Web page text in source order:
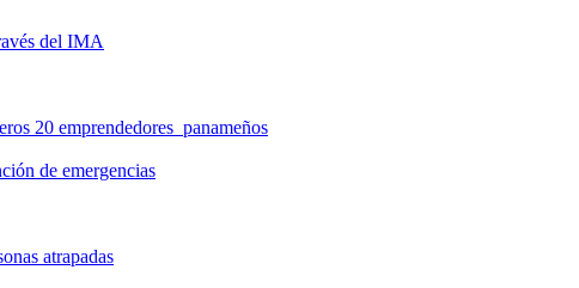
del IMA
20 emprendedores panameños
de emergencias
atrapadas